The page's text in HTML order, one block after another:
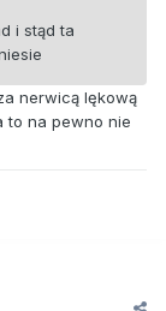
i stąd ta
nerwicą lękową
to na pewno nie